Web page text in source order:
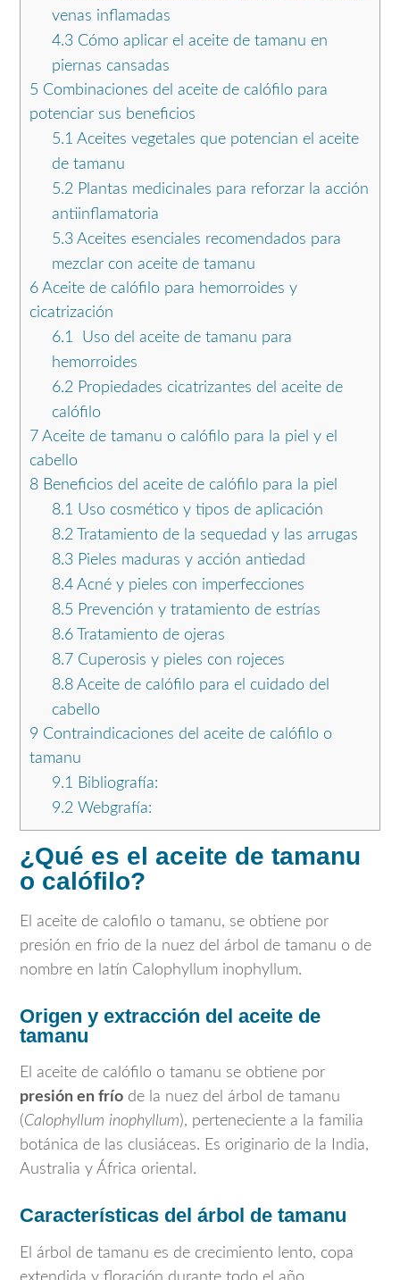
venas inflamadas
4.3Cómo aplicar el aceite de tamanu en
piernas cansadas
5 Combinaciones del aceite de calófilo para
potenciar sus beneficios
5.1 Aceites vegetales que potencian el aceite
de tamanu
5.2Plantas medicinales para reforzar la acción
antiinflamatoria
5.3Aceites esenciales recomendados para
mezclar con aceite de tamanu
6 Aceite de calófilo para hemorroides y
cicatrización
6.1 Uso del aceite de tamanu para
hemorroides
6.2Propiedades cicatrizantes del aceite de
calófilo
7 Aceite de tamanu o calófilo para la piel y el
cabello
8 Beneficios del aceite de calófilo para la piel
8.1 Uso cosmético y tipos de aplicación
8.2Tratamiento de la sequedad y las arrugas
8.3Pieles maduras y acción antiedad
8.4Acné y pieles con imperfecciones
8.5 Prevención y tratamiento de estrías
8.6Tratamiento de ojeras
8.7Cuperosis y pieles con rojeces
8.8Aceite de calófilo para el cuidado del
cabello
9 Contraindicaciones del aceite de calófilo o
tamanu
9.1 Bibliografía:
9.2Webgrafía:
¿Qué es el aceite de tamanu
o calófilo?
El aceite de calofilo o tamanu, se obtiene por
presión en frio de la nuez del árbol de tamanu o de
nombre en latín Calophyllum inophyllum.
Origen y extracción del aceite de
tamanu
El aceite de calófilo o tamanu se obtiene por
presión en frío de la nuez del árbol de tamanu
(Calophyllum inophyllum), perteneciente a la familia
botánica de las clusiáceas. Es originario de la India,
Australia y África oriental.
Características del árbol de tamanu
El árbol de tamanu es de crecimiento lento, copa